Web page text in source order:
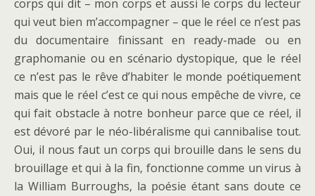
corps qui dit – mon corps et aussi le corps du lecteur
qui veut bien m’accompagner – que le réel ce n’est pas
du documentaire finissant en ready-made ou en
graphomanie ou en scénario dystopique, que le réel
ce n’est pas le rêve d’habiter le monde poétiquement
mais que le réel c’est ce qui nous empêche de vivre, ce
qui fait obstacle à notre bonheur parce que ce réel, il
est dévoré par le néo-libéralisme qui cannibalise tout.
Oui, il nous faut un corps qui brouille dans le sens du
brouillage et qui à la fin, fonctionne comme un virus à
la William Burroughs, la poésie étant sans doute ce